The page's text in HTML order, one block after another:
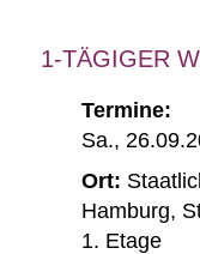
1-TÄGIGER
Termine:
Sa.,
Ort:
Hamburg,
1. Etage